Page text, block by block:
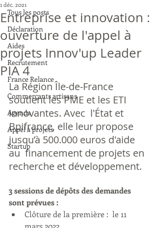
Tous les posts
Déclaration
Aides
Recrutement
France Relance
Commerçants artisans
Agenda
Appel à projets
Startup
Entreprise et innovation :
ouverture de l'appel à
projets Innov'up Leader
PIA 4
1 déc. 2021
La Région Île-de-France
soutient les PME et les ETI
innovantes. Avec  l'État et
Bpifrance, elle leur propose
jusqu’à 500.000 euros d'aide
au  financement de projets en
recherche et développement.
3 sessions de dépôts des demandes
sont prévues :
Clôture de la première :  le 11
mars 2022.